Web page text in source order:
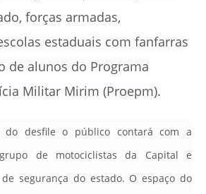
forças armadas,
estaduais com fanfarras
de alunos do Programa
Militar Mirim (Proepm).
do desfile o público contará com a
de motociclistas da Capital e
segurança do estado. O espaço do